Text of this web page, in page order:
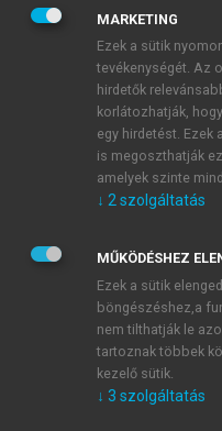
JELSZÓ
JELSZÓ ÚJRA
Kérek értesítést a
Kérek értesítést az
Adatkezelési
veszem és elfogadom.
Általános vásárlási
mersz.huoldalak
tudomásul veszem és
MARKETING
Ezek a sütik
tevékenységét. Az
hirdetők
korlátozhatják,
egy hirdetést. Ezek
is megoszthatják
amelyek szinte
↓ 2 szolgáltatás
MŰKÖDÉSHEZ
Ezek a sütik
böngészéshez,a
nem tilthatják le
tartoznak többek
kezelő sütik.
↓ 3 szolgáltatás